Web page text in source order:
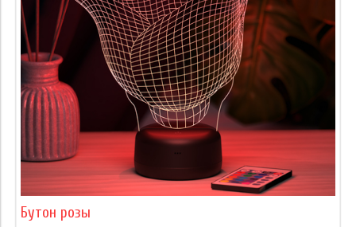
Бутон розы